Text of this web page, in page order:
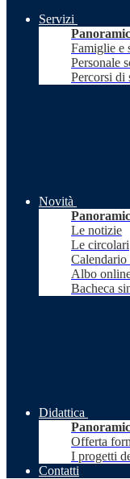
Servizi
Famiglie e
Personale
Percorsi di
Novità
Le notizie
Le circolari
Calendario
Albo
Bacheca
Didattica
Offerta
I progetti
Contatti